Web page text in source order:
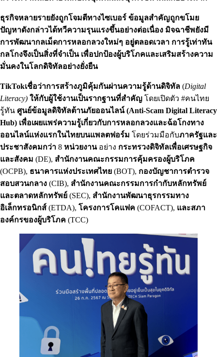
ธุรกิจหลายรายยังถูกโจมตีทางไซเบอร์ ข้อมูลสำคัญถูกขโมย
ปัญหาดังกล่าวได้ทวีความรุนแรงขึ้นอย่างต่อเนื่อง มิจฉาชีพยังมี
การพัฒนากลเม็ดการหลอกลวงใหม่ๆ อยู่ตลอดเวลา การรู้เท่าทัน
กลโกงจึงเป็นสิ่งที่จำเป็น เพื่อปกป้องผู้บริโภคและเสริมสร้างความ
มั่นคงในโลกดิจิทัลอย่างยั่งยืน
TikTokเชื่อว่าการสร้างภูมิคุ้มกันผ่านความรู้ด้านดิจิทัล (Digital
Literacy) ให้กับผู้ใช้งานเป็นรากฐานที่สำคัญ โดยเปิดตัว #คนไทย
รู้ทัน ศูนย์ข้อมูลดิจิทัลต้านภัยออนไลน์ (Anti-Scam Digital Literacy
Hub) เพื่อเผยแพร่ความรู้เกี่ยวกับการหลอกลวงและฉ้อโกงทาง
ออนไลน์แห่งแรกในไทยบนแพลตฟอร์ม โดยร่วมมือกับภาครัฐและ
ประชาสังคมกว่า 8 หน่วยงานอย่าง กระทรวงดิจิทัลเพื่อเศรษฐกิจ
และสังคม (DE), สำนักงานคณะกรรมการคุ้มครองผู้บริโภค
(OCPB), ธนาคารแห่งประเทศไทย (BOT), กองบัญชาการตำรวจ
สอบสวนกลาง (CIB), สำนักงานคณะกรรมการกำกับหลักทรัพย์
และตลาดหลักทรัพย์ (SEC), สำนักงานพัฒนาธุรกรรมทาง
อิเล็กทรอนิกส์ (ETDA), โครงการโคแฟค (COFACT), และสภา
องค์กรของผู้บริโภค (TCC)